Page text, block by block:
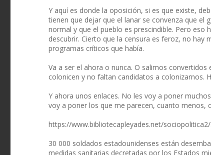
Y aquí es donde la oposición, si es que existe,
tienen que dejar que el lanar se convenza que el
normal y que el pueblo es prescindible. Pero eso
descubrir. Cierto que la censura es feroz, no
programas críticos que había.
Va a ser el ahora o nunca. O salimos
colonicen y no faltan candidatos a colonizarnos.
Y ahora unos enlaces. No les voy a poner
voy a poner los que me parecen, cuanto menos,
https://www.bibliotecapleyades.net/
30 000 soldados estadounidenses están
medidas sanitarias decretadas por los Estados